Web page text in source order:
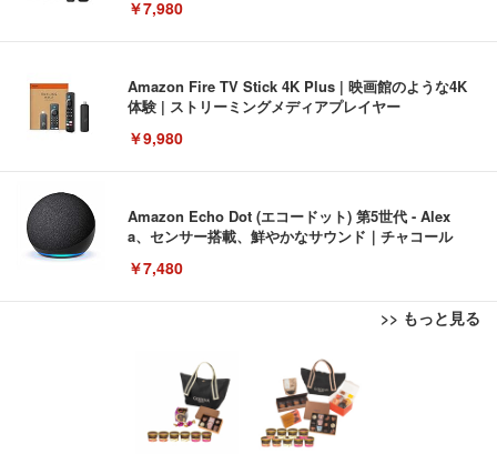
￥7,980
Amazon Fire TV Stick 4K Plus | 映画館のような4K
体験 | ストリーミングメディアプレイヤー
￥9,980
Amazon Echo Dot (エコードット) 第5世代 - Alex
a、センサー搭載、鮮やかなサウンド｜チャコール
￥7,480
>> もっと見る
[EdoErgo] オフィスチェア 椅子 テレワーク 疲れな
い 跳ね上げ式アームレスト コンパクト 約105度ロッ
キング pc 事務椅子 360度回転 座面昇降 強化ナイロ
ン樹脂ベース 通気性メッシュ 在宅ワーク H-WY01
(黒網+黒枠+黒足)
￥5,699
EIZO ビジネス向けプレミアムモニター | FlexScan
EV3240X-WT | 31.5型4K UHD・USB Type-C・ホワ
￥105,595
Amazonベーシック ペットシーツ 薄型 レギュラー 1
回使い捨て 無香料 ホワイト 300枚
￥3,373